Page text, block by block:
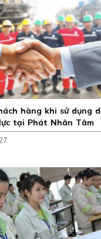
hàng khi sử dụng
tại Phát Nhân Tâm